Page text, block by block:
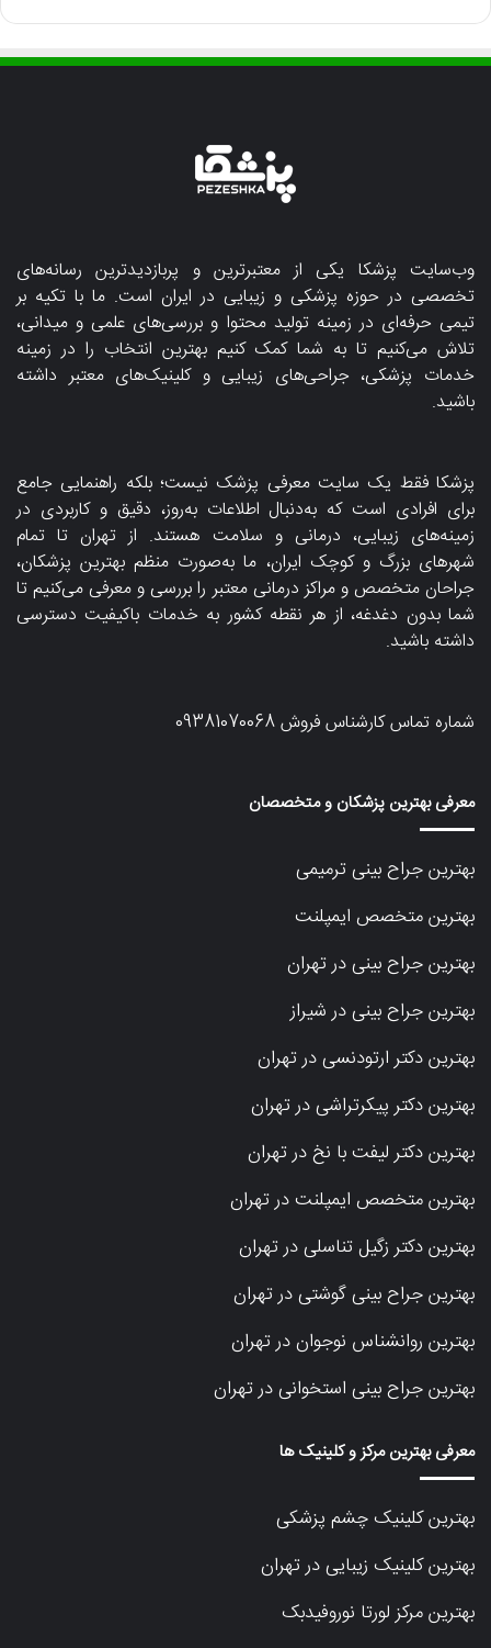
وب‌سایت پزشکا یکی از معتبرترین و پربازدیدترین رسانه‌های
تخصصی در حوزه پزشکی و زیبایی در ایران است. ما با تکیه بر
تیمی حرفه‌ای در زمینه تولید محتوا و بررسی‌های علمی و میدانی،
تلاش می‌کنیم تا به شما کمک کنیم بهترین انتخاب را در زمینه
خدمات پزشکی، جراحی‌های زیبایی و کلینیک‌های معتبر داشته
باشید.
پزشکا فقط یک سایت معرفی پزشک نیست؛ بلکه راهنمایی جامع
برای افرادی است که به‌دنبال اطلاعات به‌روز، دقیق و کاربردی در
زمینه‌های زیبایی، درمانی و سلامت هستند. از تهران تا تمام
شهرهای بزرگ و کوچک ایران، ما به‌صورت منظم بهترین پزشکان،
جراحان متخصص و مراکز درمانی معتبر را بررسی و معرفی می‌کنیم تا
شما بدون دغدغه، از هر نقطه کشور به خدمات باکیفیت دسترسی
داشته باشید.
شماره تماس کارشناس فروش09381070068
معرفی بهترین پزشکان و متخصصان
بهترین جراح بینی ترمیمی
بهترین متخصص ایمپلنت
بهترین جراح بینی در تهران
بهترین جراح بینی در شیراز
بهترین دکتر ارتودنسی در تهران
بهترین دکتر پیکرتراشی در تهران
بهترین دکتر لیفت با نخ در تهران
بهترین متخصص ایمپلنت در تهران
بهترین دکتر زگیل تناسلی در تهران
بهترین جراح بینی گوشتی در تهران
بهترین روانشناس نوجوان در تهران
بهترین جراح بینی استخوانی در تهران
معرفی بهترین مرکز و کلینیک ها
بهترین کلینیک چشم پزشکی
بهترین کلینیک زیبایی در تهران
بهترین مرکز لورتا نوروفیدبک